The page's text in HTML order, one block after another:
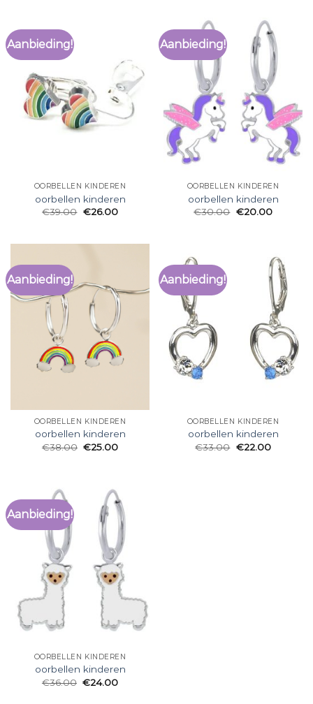
Aanbieding!
OORBELLEN KINDEREN
oorbellen kinderen
€39.00 €26.00
Aanbieding!
OORBELLEN KINDEREN
oorbellen kinderen
€30.00 €20.00
Aanbieding!
OORBELLEN KINDEREN
oorbellen kinderen
€38.00 €25.00
Aanbieding!
OORBELLEN KINDEREN
oorbellen kinderen
€33.00 €22.00
Aanbieding!
OORBELLEN KINDEREN
oorbellen kinderen
€36.00 €24.00